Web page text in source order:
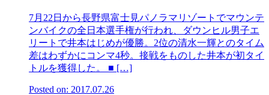
7月22日から長野県富士見パノラマリゾートでマウンテ
ンバイクの全日本選手権が行われ、ダウンヒル男子エ
リートで井本はじめが優勝。2位の清水一輝とのタイム
差はわずかにコンマ4秒。接戦をものした井本が初タイ
トルを獲得した。 ■ […]
Posted on: 2017.07.26